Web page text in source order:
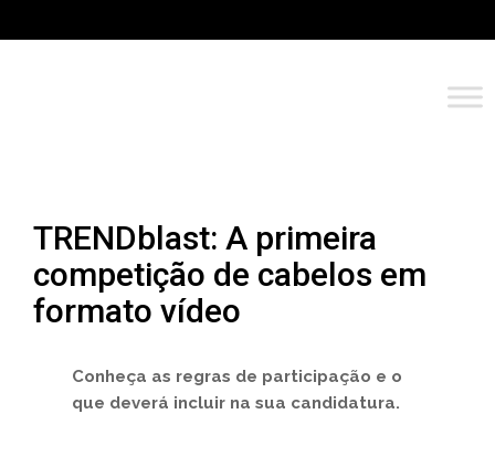
TRENDblast: A primeira
competição de cabelos em
formato vídeo
Conheça as regras de participação e o
que deverá incluir na sua candidatura.